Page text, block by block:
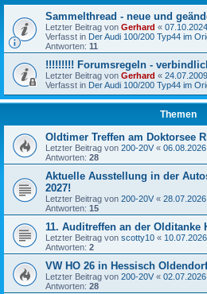
Sammelthread - neue und
Letzter Beitrag von Gerhard «
Verfasst in Der Audi 100/200 Typ44 im
Antworten: 11
!!!!!!!!! Forumsregeln -
Letzter Beitrag von Gerhard «
Verfasst in Der Audi 100/200 Typ44 im
Themen
Oldtimer Treffen am Doktorsee
Letzter Beitrag von 200-20V «
Antworten: 28
Aktuelle Ausstellung in der
2027!
Letzter Beitrag von 200-20V «
Antworten: 15
11. Auditreffen an der Olditanke
Letzter Beitrag von scotty10 «
Antworten: 2
VW HO 26 in Hessisch
Letzter Beitrag von 200-20V «
Antworten: 28